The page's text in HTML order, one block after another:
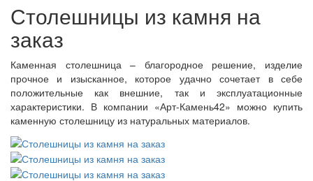
Столешницы из камня на
заказ
Каменная столешница – благородное решение, изделие
прочное и изысканное, которое удачно сочетает в себе
положительные как внешние, так и эксплуатационные
характеристики. В компании «Арт-Камень42» можно купить
каменную столешницу из натуральных материалов.